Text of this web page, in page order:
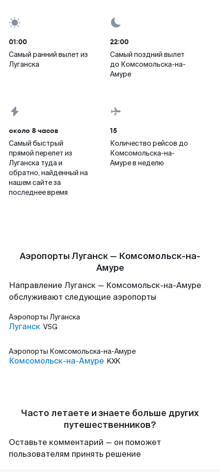
01:00
Самый ранний вылет из
Луганска
22:00
Самый поздний вылет
до Комсомольска-на-
Амуре
около 8 часов
Самый быстрый
прямой перелет из
Луганска туда и
обратно, найденный на
нашем сайте за
последнее время
15
Количество рейсов до
Комсомольска-на-
Амуре в неделю
Аэропорты Луганск — Комсомольск-на-
Амуре
Направление Луганск — Комсомольск-на-Амуре
обслуживают следующие аэропорты
Аэропорты Луганска
Луганск VSG
Аэропорты Комсомольска-на-Амуре
Комсомольск-на-Амуре KXK
Часто летаете и знаете больше других
путешественников?
Оставьте комментарий — он поможет
пользователям принять решение